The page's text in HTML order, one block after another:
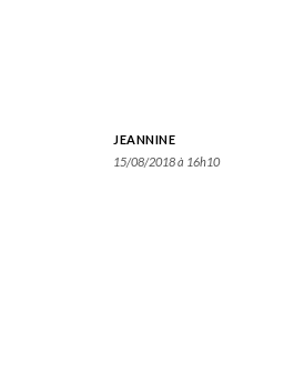
JEANNINE
15/08/2018 à 16h10